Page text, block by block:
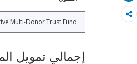
Multi-Donor Trust Fund
إجمالي تمويل